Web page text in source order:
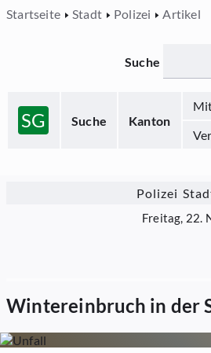
Startseite Stadt Polizei Artikel
SG Suche Kanton
Suche
Polizei
Freitag, 22.
Wintereinbruch in der